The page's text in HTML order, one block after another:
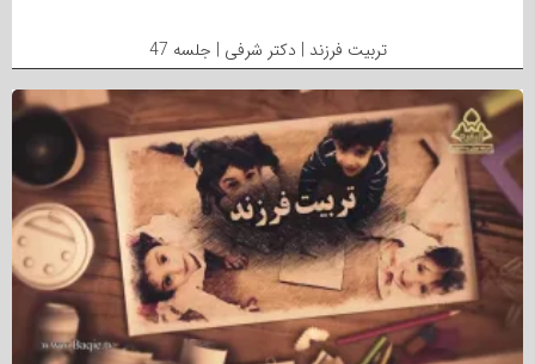
تربیت فرزند | دکتر شرفی | جلسه 47